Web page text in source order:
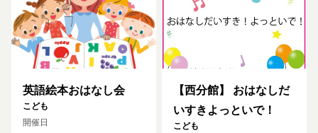
英語絵本おはなし会
こども
開催日
【西分館】 おはなしだ
いすきよっといで！
こども